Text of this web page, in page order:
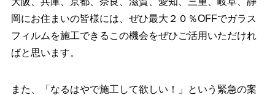
岡にお住まいの皆様には、ぜひ最大２０％OFFでガラス
フィルムを施工できるこの機会をぜひご活用いただけれ
ばと思います。
また、「なるはやで施工して欲しい！」という緊急の案